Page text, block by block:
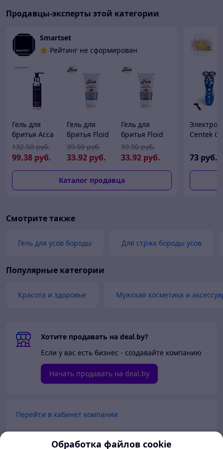
Продавцы-эксперты этой категории
Smartset
Рейтинг не сформирован
Гель для
бритья Acca
Kappa
Transparent
shaving gel
125мл
99.38 руб.
132.50 руб.
Гель для
бритья Floid
Transparent
Shaving Gel
Citrus Spectre
150мл
33.92 руб.
39.90 руб.
Гель для
бритья Floid
Transparent
Shaving Gel
Vetyver Splash
150мл
33.92 руб.
39.90 руб.
Каталог продавца
Centek
головки,
73 руб.
Смотрите также
Гель для усов бороды Для стржк бороды усов
Популярные категории
Красота и здоровье Мужская косметика и
Хотите продавать на deal.by?
Если у вас есть бизнес - создавайте компанию
Начать продавать на deal.by
Перейти в кабинет компании
Перейти в личный кабинет
Обработка файлов cookie